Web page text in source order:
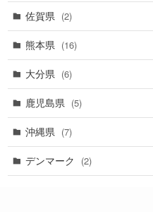
佐賀県 (2)
熊本県 (16)
大分県 (6)
鹿児島県 (5)
沖縄県 (7)
デンマーク (2)